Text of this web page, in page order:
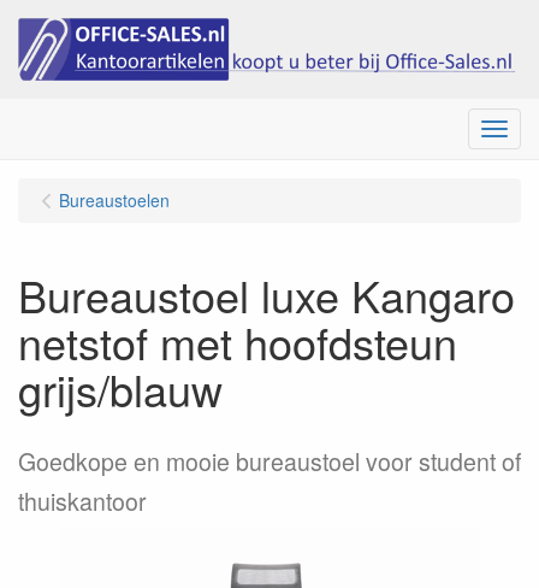
Menu
Bureaustoelen
Bureaustoel luxe Kangaro
netstof met hoofdsteun
grijs/blauw
Goedkope en mooie bureaustoel voor student of
thuiskantoor